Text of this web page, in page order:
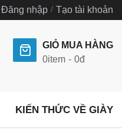
Đăng nhập Tạo tài khoản
GIỎ MUA HÀNG
0item 0đ
KIẾN THỨC VỀ GIÀY